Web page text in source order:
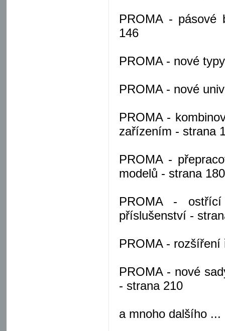
PROMA - pásové
146
PROMA - nové
PROMA - nové
PROMA -
zařízením - strana
PROMA -
modelů - strana
PROMA -
příslušenství -
PROMA - rozšíření
PROMA - nové
- strana 210
a mnoho dalšího ...